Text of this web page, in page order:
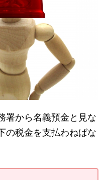
署から名義預金と見な
の税金を支払わねばな